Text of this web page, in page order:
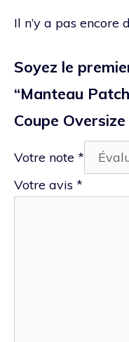
Il n’y a pas encore
Soyez le
“Manteau
Coupe
Votre note *
Votre avis *